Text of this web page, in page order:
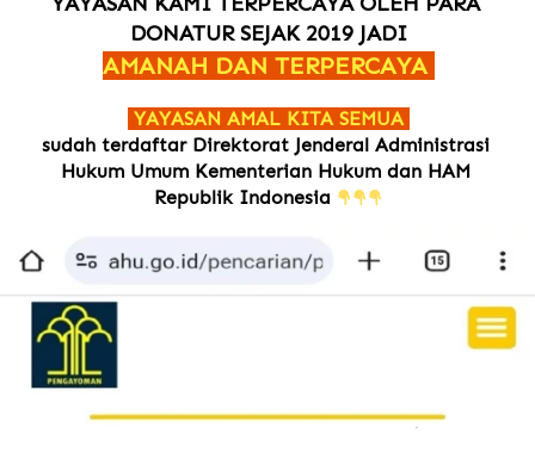
DONATUR SEJAK 2019 JADI
AMANAH DAN TERPERCAYA
YAYASAN AMAL KITA SEMUA
sudah terdaftar Direktorat Jenderal Administrasi
Hukum Umum Kementerian Hukum dan HAM
Republik Indonesia